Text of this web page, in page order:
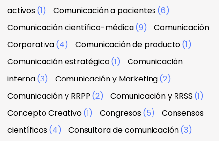
activos(1) Comunicación a pacientes(6)
Comunicación científico-médica(9)
Comunicación
Corporativa(4) Comunicación de producto(1)
Comunicación estratégica(1)
Comunicación
interna(3) Comunicación y Marketing(2)
Comunicación y RRPP (2) Comunicación y RRSS (1)
Concepto Creativo(1) Congresos(5)
Consensos
científicos(4) Consultora de comunicación(3)